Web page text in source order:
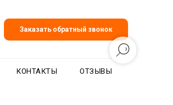
Заказать обратный звонок
КОНТАКТЫ ОТЗЫВЫ